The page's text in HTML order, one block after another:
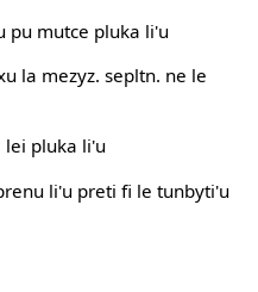
pu mutce pluka li'u
la mezyz. sepltn. ne le
lei pluka li'u
li'u preti fi le tunbyti'u